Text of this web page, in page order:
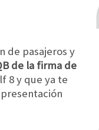
de pasajeros y
de la firma de
8 y que ya te